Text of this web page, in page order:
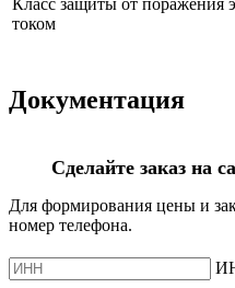
Класс защиты от поражения
током
Документация
Сделайте заказ на
Для формирования цены и
номер телефона.